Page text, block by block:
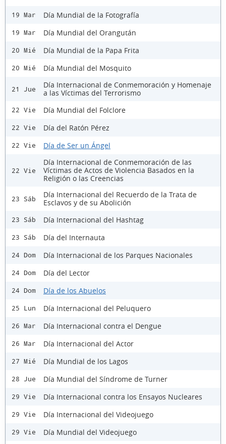
19 Mar Día Mundial de la Fotografía
19 Mar Día Mundial del Orangután
20 Mié Día Mundial de la Papa Frita
20 Mié Día Mundial del Mosquito
21 Jue
Día Internacional de Conmemoración y Homenaje
a las Víctimas del Terrorismo
22 Vie Día Mundial del Folclore
22 Vie Día del Ratón Pérez
22 Vie Día de Ser un Ángel
22 Vie
Día Internacional de Conmemoración de las
Víctimas de Actos de Violencia Basados en la
Religión o las Creencias
23 Sáb
Día Internacional del Recuerdo de la Trata de
Esclavos y de su Abolición
23 Sáb Día Internacional del Hashtag
23 Sáb Día del Internauta
24 Dom Día Internacional de los Parques Nacionales
24 Dom Día del Lector
24 Dom Día de los Abuelos
25 Lun Día Internacional del Peluquero
26 Mar Día Internacional contra el Dengue
26 Mar Día Internacional del Actor
27 Mié Día Mundial de los Lagos
28 Jue Día Mundial del Síndrome de Turner
29 Vie Día Internacional contra los Ensayos Nucleares
29 Vie Día Internacional del Videojuego
29 Vie Día Mundial del Videojuego